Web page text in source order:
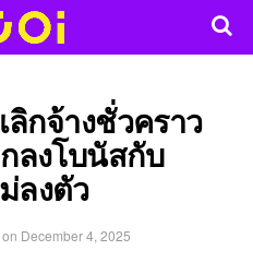
ลิกจ้างชั่วคราว
ลงโบนัสกับ
ลงตัว
on December 4, 2025